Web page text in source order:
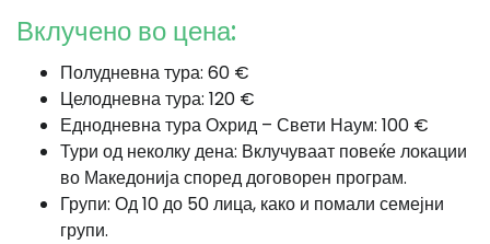
Вклучено во цена:
Полудневна тура: 60 €
Целодневна тура: 120 €
Еднодневна тура Охрид – Свети Наум: 100 €
Тури од неколку дена: Вклучуваат повеќе локации
во Македонија според договорен програм.
Групи: Од 10 до 50 лица, како и помали семејни
групи.